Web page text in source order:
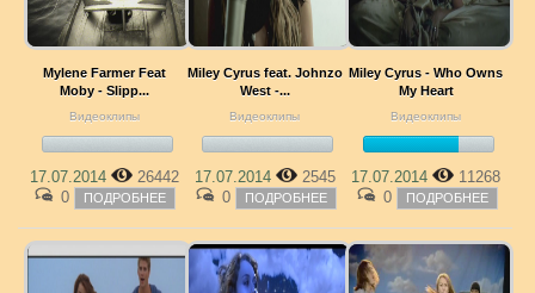
Mylene Farmer Feat
Moby - Slipp...
Видеоклипы
17.07.2014
26442
0
ПОДРОБНЕЕ
Miley Cyrus feat. Johnzo
West -...
Видеоклипы
17.07.2014
2545
0
ПОДРОБНЕЕ
Miley Cyrus - Who Owns
My Heart
Видеоклипы
17.07.2014
11268
0
ПОДРОБНЕЕ